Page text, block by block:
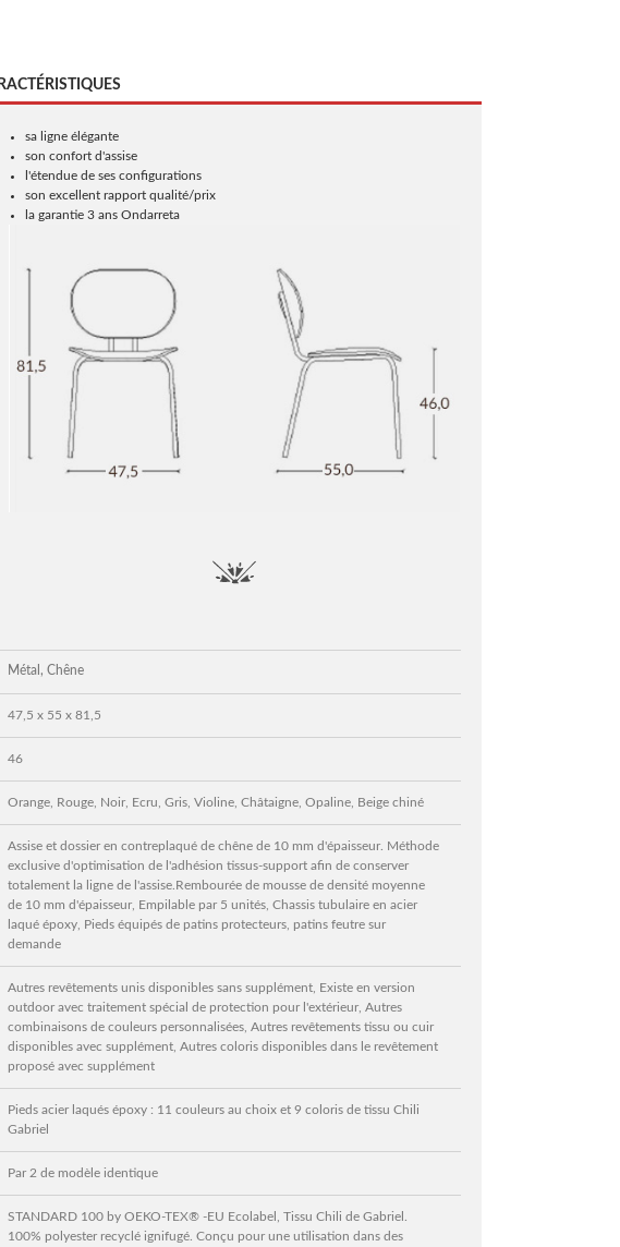
sa ligne élégante
son confort d'assise
l'étendue de ses configurations
son excellent rapport qualité/prix
la garantie 3 ans Ondarreta
Métal, Chêne
47,5 x 55 x 81,5
46
Orange, Rouge, Noir, Ecru, Gris, Violine, Châtaigne, Opaline, Beige chiné
Assise et dossier en contreplaqué de chêne de 10 mm d'épaisseur. Méthode
exclusive d'optimisation de l'adhésion tissus-support afin de conserver
totalement la ligne de l'assise.Rembourée de mousse de densité moyenne
de 10 mm d'épaisseur, Empilable par 5 unités, Chassis tubulaire en acier
laqué époxy, Pieds équipés de patins protecteurs, patins feutre sur
demande
Autres revêtements unis disponibles sans supplément, Existe en version
outdoor avec traitement spécial de protection pour l'extérieur, Autres
combinaisons de couleurs personnalisées, Autres revêtements tissu ou cuir
disponibles avec supplément, Autres coloris disponibles dans le revêtement
proposé avec supplément
Pieds acier laqués époxy : 11 couleurs au choix et 9 coloris de tissu Chili
Gabriel
Par 2 de modèle identique
STANDARD 100 by OEKO-TEX® -EU Ecolabel, Tissu Chili de Gabriel.
100% polyester recyclé ignifugé. Conçu pour une utilisation dans des